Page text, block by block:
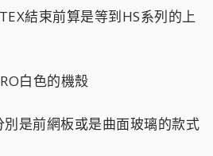
結束前算是等到HS系列的上
白色的機殼
是前網板或是曲面玻璃的款式